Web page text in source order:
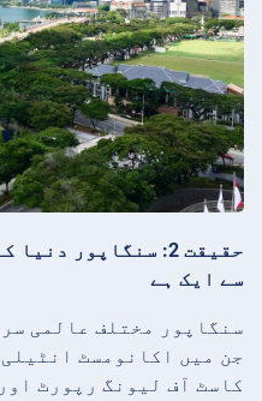
حقیقت 2: سنگاپور
سے ایک ہے
سنگاپور مختلف عالمی
جن میں اکانومسٹ
کاسٹ آف لیونگ رپورٹ